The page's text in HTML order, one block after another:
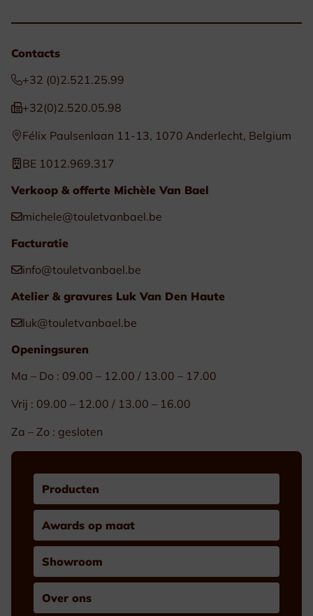
Contacts
+32 (0)2.521.25.99
+32(0)2.520.05.98
Félix Paulsenlaan 11-13, 1070 Anderlecht, Belgium
BE 1012.969.317
Verkoop & offerte Michèle Van Bael
michele@touletvanbael.be
Facturatie
info@touletvanbael.be
Atelier & gravures Luk Van Den Haute
luk@touletvanbael.be
Openingsuren
Ma – Do : 09.00 – 12.00 / 13.00 – 17.00
Vrij : 09.00 – 12.00 / 13.00 – 16.00
Za – Zo : gesloten
Producten
Awards op maat
Showroom
Over ons